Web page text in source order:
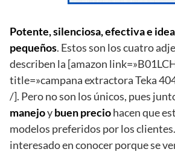
Potente, silenciosa, efectiva e
pequeños. Estos son los cuatro
describen la [amazon
title=»campana extractora Teka
/]. Pero no son los únicos, pues
manejoybuenpreciohacen que
modelos preferidos por los
interesado en conocer porque se